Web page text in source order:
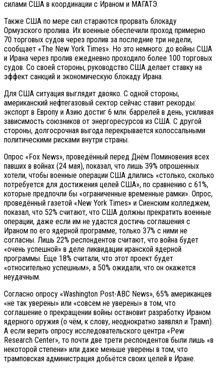
силами США в координации с Ираном и МАГАТЭ.
Также США по мере сил стараются прорвать блокаду
Ормузского пролива. Их военные обеспечили проход примерно
70 торговых судов через пролив за последние три недели,
сообщает «The New York Times». Но это немного: до войны США
и Ирана через пролив ежедневно проходило более 100 торговых
судов. Со своей стороны, руководство США делает ставку на
эффект санкций и экономическую блокаду Ирана.
Для США ситуация выглядит двояко. С одной стороны,
американский нефтегазовый сектор сейчас ставит рекорды:
экспорт в Европу и Азию достиг 6 млн. баррелей в день, усиливая
зависимость союзников от энергоресурсов из США. С другой
стороны, долгосрочная выгода перекрывается колоссальными
политическими рисками внутри страны.
Опрос «Fox News», проведённый перед Днём Поминовения всех
павших в войнах (24 мая), показал, что лишь 39% опрошенных
хотели, чтобы военные операции США длились «столько, сколько
потребуется для достижения целей США», по сравнению с 61%,
которые предпочли бы «ограниченные временные рамки». Опрос,
проведённый газетой «New York Times» и Сиенским колледжем,
показал, что 52% считают, что США должны прекратить военные
операции, даже если им не удастся достичь соглашения с
Ираном по его ядерной программе, только 37% с ними не
согласны. Лишь 22% респондентов считают, что война будет
«очень успешной» в деле ликвидации иранской ядерной
программы. Еще 18% считали, что этот проект будет
«относительно успешным», а 50% ожидали, что он окажется
неудачным.
Согласно опросу «Washington Post-ABC News», 65% американцев
«не так уверены» или «совсем не уверены» в том, что
соглашение о прекращении войны остановит разработку Ираном
ядерного оружия (о чём, к слову, неоднократно заявлял и Трамп).
А если верить опросу исследовательского центра «Pew
Research Center», то почти две трети респондентов были лишь «в
некоторой степени» или даже меньше уверены в том, что
трамповская администрация добьётся своих целей в Иране.